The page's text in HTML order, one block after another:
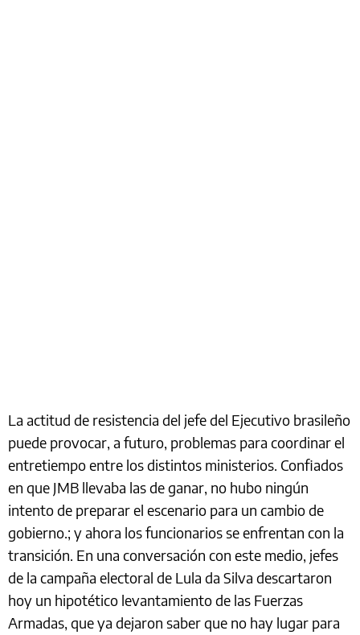
La actitud de resistencia del jefe del Ejecutivo brasileño
puede provocar, a futuro, problemas para coordinar el
entretiempo entre los distintos ministerios. Confiados
en que JMB llevaba las de ganar, no hubo ningún
intento de preparar el escenario para un cambio de
gobierno.; y ahora los funcionarios se enfrentan con la
transición. En una conversación con este medio, jefes
de la campaña electoral de Lula da Silva descartaron
hoy un hipotético levantamiento de las Fuerzas
Armadas, que ya dejaron saber que no hay lugar para